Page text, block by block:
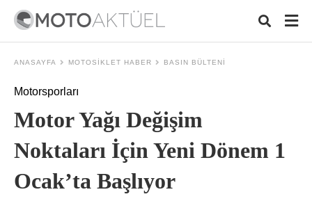
ANASAYFA MOTOSIKLET HABER BASIN BÜLTENI
Motorsporları
Motor Yağı Değişim
Noktaları İçin Yeni Dönem 1
Ocak’ta Başlıyor